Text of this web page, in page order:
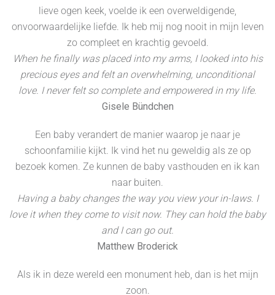
lieve ogen keek, voelde ik een overweldigende,
onvoorwaardelijke liefde. Ik heb mij nog nooit in mijn leven
zo compleet en krachtig gevoeld.
When he finally was placed into my arms, I looked into his
precious eyes and felt an overwhelming, unconditional
love. I never felt so complete and empowered in my life.
Gisele Bündchen
Een baby verandert de manier waarop je naar je
schoonfamilie kijkt. Ik vind het nu geweldig als ze op
bezoek komen. Ze kunnen de baby vasthouden en ik kan
naar buiten.
Having a baby changes the way you view your in-laws. I
love it when they come to visit now. They can hold the baby
and I can go out.
Matthew Broderick
Als ik in deze wereld een monument heb, dan is het mijn
zoon.